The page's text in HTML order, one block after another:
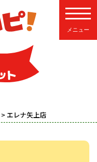
> エレナ矢上店